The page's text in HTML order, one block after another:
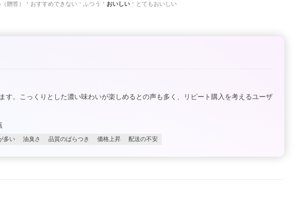
贈答）
おすすめできない ふつう おいしい とてもおいしい
。こっくりとした濃い味わいが楽しめるとの声も多く、リピート購入を考えるユーザ
多い 油臭さ 品質のばらつき 価格上昇 配送の不安